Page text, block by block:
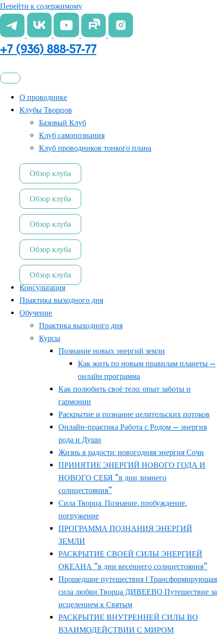
Перейти к содержимому
+7 (936) 888-57-77
О проводнике
Клубы Творцов
Базовый Клуб
Клуб самопознания
Клуб проводников тонкого плана
Обзор клуба
Обзор клуба
Обзор клуба
Обзор клуба
Обзор клуба
Консультация
Практика выходного дня
Обучение
Практика выходного дня
Курсы
Познание новых энергий земли
Как жить по новым правилам планеты —
онлайн программа
Как полюбить своё тело: опыт заботы и
гармонии
Раскрытие и познание целительских потоков
Онлайн-практика Работа с Родом — энергия
рода и Души
Жизнь в радости: новогодняя энергия Сочи
ПРИНЯТИЕ ЭНЕРГИЙ НОВОГО ГОДА И
НОВОГО СЕБЯ “в дни зимнего
солнцестояния”
Сила Творца. Познание, пробуждение,
погружение
ПРОГРАММА ПОЗНАНИЯ ЭНЕРГИЙ
ЗЕМЛИ
РАСКРЫТИЕ СВОЕЙ СИЛЫ ЭНЕРГИЕЙ
ОКЕАНА “в дни весеннего солнцестояния”
Прошедшие путешествия | Трансформирующая
сила любви Творца ДИВЕЕВО Путешествие за
исцелением к Святым
РАСКРЫТИЕ ВНУТРЕННЕЙ СИЛЫ ВО
ВЗАИМОДЕЙСТВИИ С МИРОМ